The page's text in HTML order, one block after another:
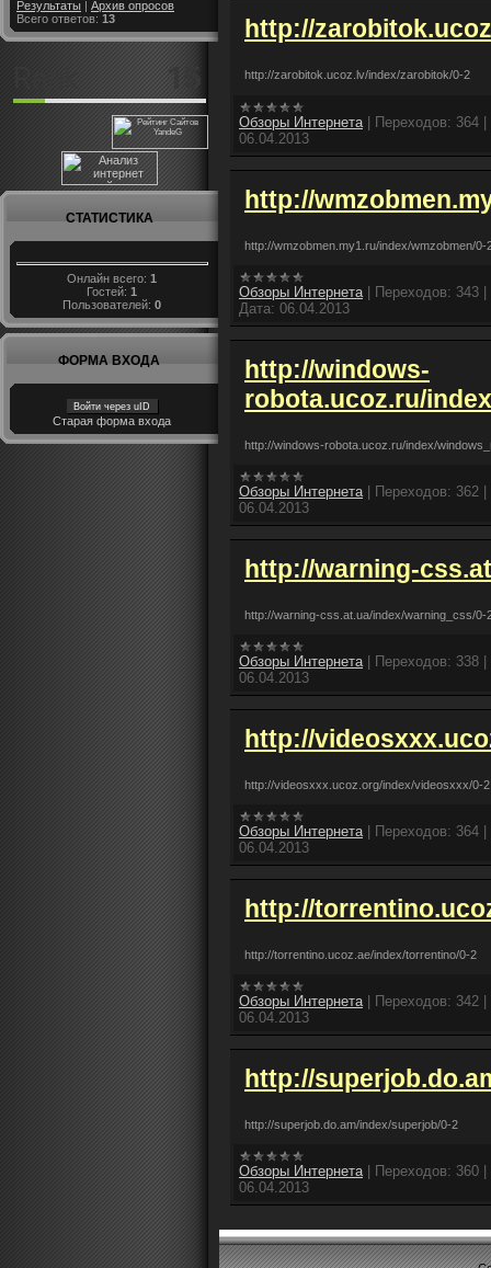
Результаты | Архив опросов
Всего ответов: 13
СТАТИСТИКА
Онлайн всего:1
Гостей:1
Пользователей:0
ФОРМА ВХОДА
Войти через uID
Старая форма входа
http://
http://zarobitok.ucoz.lv/index/zarobitok/0-2
Обзоры Интернета Переходов: 364
06.04.2013
http://
http://wmzobmen.my1.ru/index/wmzobmen/0-
Обзоры Интернета Переходов: 343
Дата: 06.04.2013
http://windows-
robota.ucoz.ru/
http://windows-robota.ucoz.ru/index/
Обзоры Интернета Переходов: 362
06.04.2013
http://warning-
http://warning-css.at.ua/index/warning_css/0-
Обзоры Интернета Переходов: 338
06.04.2013
http://
http://videosxxx.ucoz.org/index/videosxxx/0-2
Обзоры Интернета Переходов: 364
06.04.2013
http://
http://torrentino.ucoz.ae/index/torrentino/0-2
Обзоры Интернета Переходов: 342
06.04.2013
http://
http://superjob.do.am/index/superjob/0-2
Обзоры Интернета Переходов: 360
06.04.2013